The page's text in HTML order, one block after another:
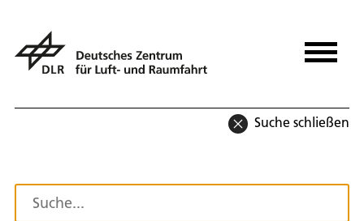
Suche schließen